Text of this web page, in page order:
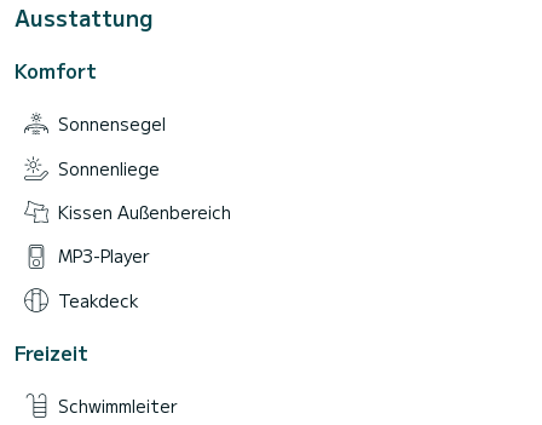
Ausstattung
Komfort
Sonnensegel
Sonnenliege
Kissen Außenbereich
MP3-Player
Teakdeck
Freizeit
Schwimmleiter